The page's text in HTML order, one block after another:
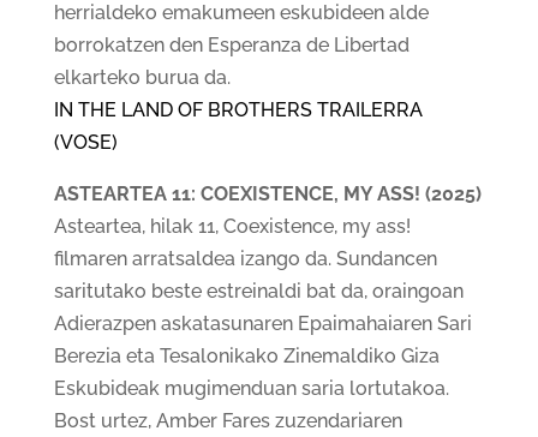
herrialdeko emakumeen eskubideen alde
borrokatzen den Esperanza de Libertad
elkarteko burua da.
IN THE LAND OF BROTHERS TRAILERRA
(VOSE)
ASTEARTEA 11: COEXISTENCE, MY ASS! (2025)
Asteartea, hilak 11, Coexistence, my ass!
filmaren arratsaldea izango da. Sundancen
saritutako beste estreinaldi bat da, oraingoan
Adierazpen askatasunaren Epaimahaiaren Sari
Berezia eta Tesalonikako Zinemaldiko Giza
Eskubideak mugimenduan saria lortutakoa.
Bost urtez, Amber Fares zuzendariaren